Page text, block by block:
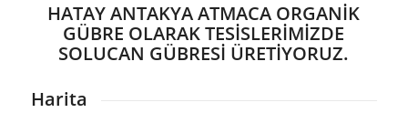
HATAY ANTAKYA ATMACA ORGANİK
GÜBRE OLARAK TESİSLERİMİZDE
SOLUCAN GÜBRESİ ÜRETİYORUZ.
Harita